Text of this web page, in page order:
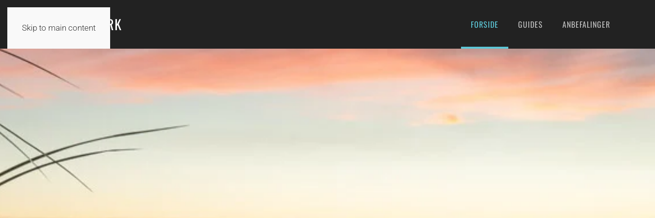
Skip to main content
UDE I DANMARK FORSIDE GUIDES ANBEFALINGER